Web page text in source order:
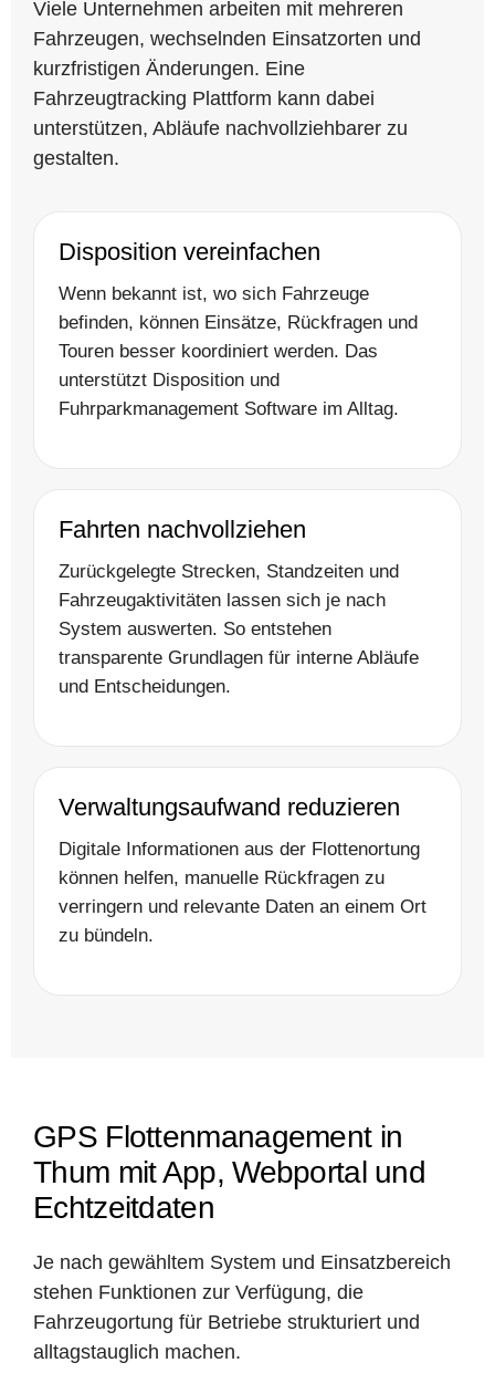
Viele Unternehmen arbeiten mit mehreren
Fahrzeugen, wechselnden Einsatzorten und
kurzfristigen Änderungen. Eine
Fahrzeugtracking Plattform kann dabei
unterstützen, Abläufe nachvollziehbarer zu
gestalten.
Disposition vereinfachen
Wenn bekannt ist, wo sich Fahrzeuge
befinden, können Einsätze, Rückfragen und
Touren besser koordiniert werden. Das
unterstützt Disposition und
Fuhrparkmanagement Software im Alltag.
Fahrten nachvollziehen
Zurückgelegte Strecken, Standzeiten und
Fahrzeugaktivitäten lassen sich je nach
System auswerten. So entstehen
transparente Grundlagen für interne Abläufe
und Entscheidungen.
Verwaltungsaufwand reduzieren
Digitale Informationen aus der Flottenortung
können helfen, manuelle Rückfragen zu
verringern und relevante Daten an einem Ort
zu bündeln.
GPS Flottenmanagement in
Thum mit App, Webportal und
Echtzeitdaten
Je nach gewähltem System und Einsatzbereich
stehen Funktionen zur Verfügung, die
Fahrzeugortung für Betriebe strukturiert und
alltagstauglich machen.